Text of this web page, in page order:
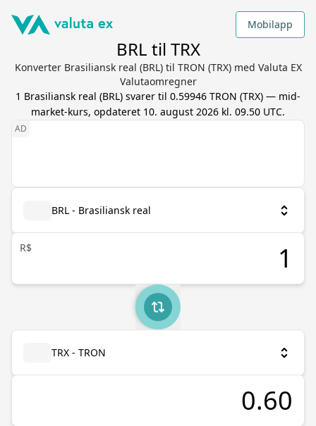
Mobilapp
BRL til TRX
Konverter Brasiliansk real (BRL) til TRON (TRX) med Valuta EX
Valutaomregner
1 Brasiliansk real (BRL) svarer til 0.59946 TRON (TRX) — mid-
market-kurs, opdateret 10. august 2026 kl. 09.50 UTC.
BRL - Brasiliansk real
R$
TRX - TRON